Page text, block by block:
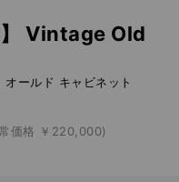
Vintage Old
ールド キャビネット
価格 ￥220,000)